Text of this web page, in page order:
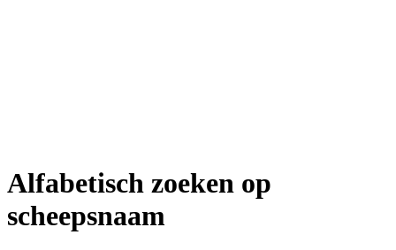
Alfabetisch zoeken op
scheepsnaam